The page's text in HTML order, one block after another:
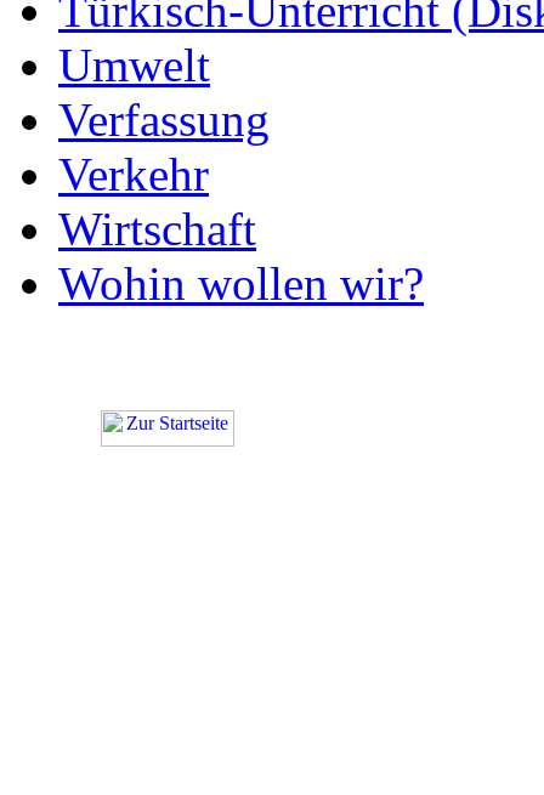
Türkisch-Unterricht
Umwelt
Verfassung
Verkehr
Wirtschaft
Wohin wollen wir?